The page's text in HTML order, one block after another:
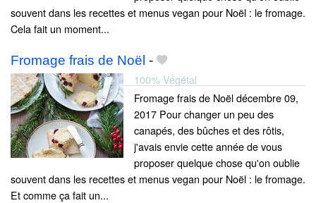
souvent dans les recettes et menus vegan pour Noël : le fromage.
Cela fait un moment...
Fromage frais de Noël -
100% Végétal
Fromage frais de Noël décembre 09,
2017 Pour changer un peu des
canapés, des bûches et des rôtis,
j'avais envie cette année de vous
proposer quelque chose qu'on oublie
souvent dans les recettes et menus vegan pour Noël : le fromage.
Et comme ça fait un...